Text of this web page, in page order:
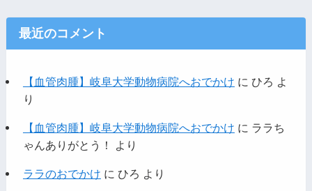
最近のコメント
【血管肉腫】岐阜大学動物病院へおでかけ に ひろ よ
り
【血管肉腫】岐阜大学動物病院へおでかけ に ララち
ゃんありがとう！
より
ララのおでかけ に ひろ より